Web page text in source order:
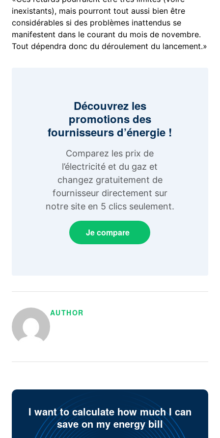
inexistants), mais pourront tout aussi bien être
considérables si des problèmes inattendus se
manifestent dans le courant du mois de novembre.
Tout dépendra donc du déroulement du lancement.»
Découvrez les
promotions des
fournisseurs d’énergie !
Comparez les prix de
l’électricité et du gaz et
changez gratuitement de
fournisseur directement sur
notre site en 5 clics seulement.
Je compare
AUTHOR
I want to calculate how much I can
save on my energy bill